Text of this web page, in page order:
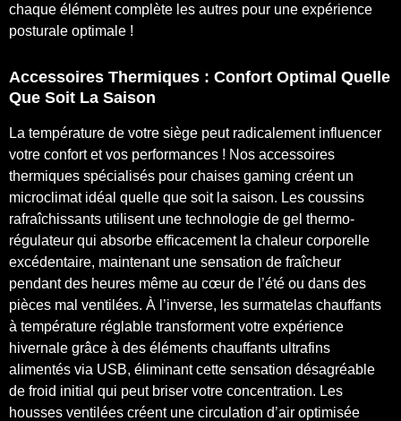
chaque élément complète les autres pour une expérience
posturale optimale !
Accessoires Thermiques : Confort Optimal Quelle
Que Soit La Saison
La température de votre siège peut radicalement influencer
votre confort et vos performances ! Nos accessoires
thermiques spécialisés pour chaises gaming créent un
microclimat idéal quelle que soit la saison. Les coussins
rafraîchissants utilisent une technologie de gel thermo-
régulateur qui absorbe efficacement la chaleur corporelle
excédentaire, maintenant une sensation de fraîcheur
pendant des heures même au cœur de l’été ou dans des
pièces mal ventilées. À l’inverse, les surmatelas chauffants
à température réglable transforment votre expérience
hivernale grâce à des éléments chauffants ultrafins
alimentés via USB, éliminant cette sensation désagréable
de froid initial qui peut briser votre concentration. Les
housses ventilées créent une circulation d’air optimisée